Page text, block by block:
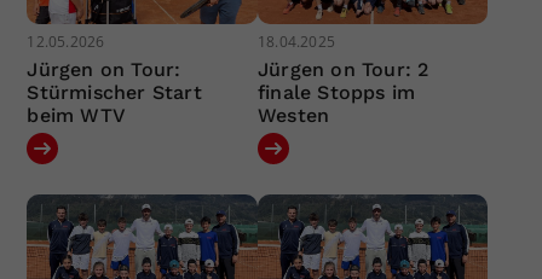
12.05.2026
Jürgen on Tour:
Stürmischer Start
beim WTV
18.04.2025
Jürgen on Tour: 2
finale Stopps im
Westen